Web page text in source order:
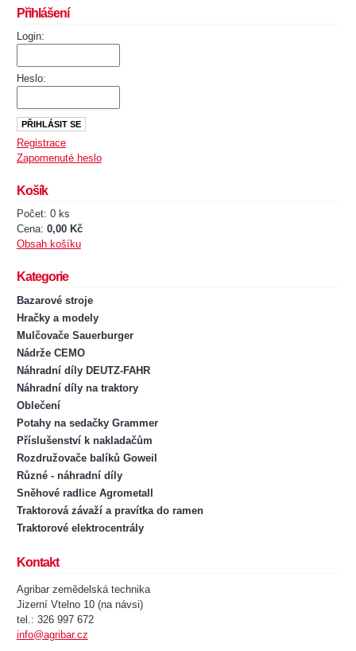
Přihlášení
Login:
Heslo:
Registrace
Zapomenuté heslo
Košík
Počet: 0 ks
Cena: 0,00 Kč
Obsah košíku
Kategorie
Bazarové stroje
Hračky a modely
Mulčovače Sauerburger
Nádrže CEMO
Náhradní díly DEUTZ-FAHR
Náhradní díly na traktory
Oblečení
Potahy na sedačky Grammer
Příslušenství k nakladačům
Rozdružovače balíků Goweil
Různé - náhradní díly
Sněhové radlice Agrometall
Traktorová závaží a pravítka do ramen
Traktorové elektrocentrály
Kontakt
Agribar zemědelská technika
Jizerní Vtelno 10 (na návsi)
tel.: 326 997 672
info@agribar.cz